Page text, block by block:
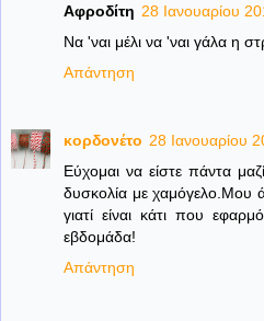
Αφροδίτη 28 Ιανουαρίου
Να 'ναι μέλι να 'ναι γάλα η
Απάντηση
κορδονέτο 28 Ιανουαρίου
Εύχομαι να είστε πάντα
δυσκολία με χαμόγελο.Μου
γιατί είναι κάτι που
εβδομάδα!
Απάντηση